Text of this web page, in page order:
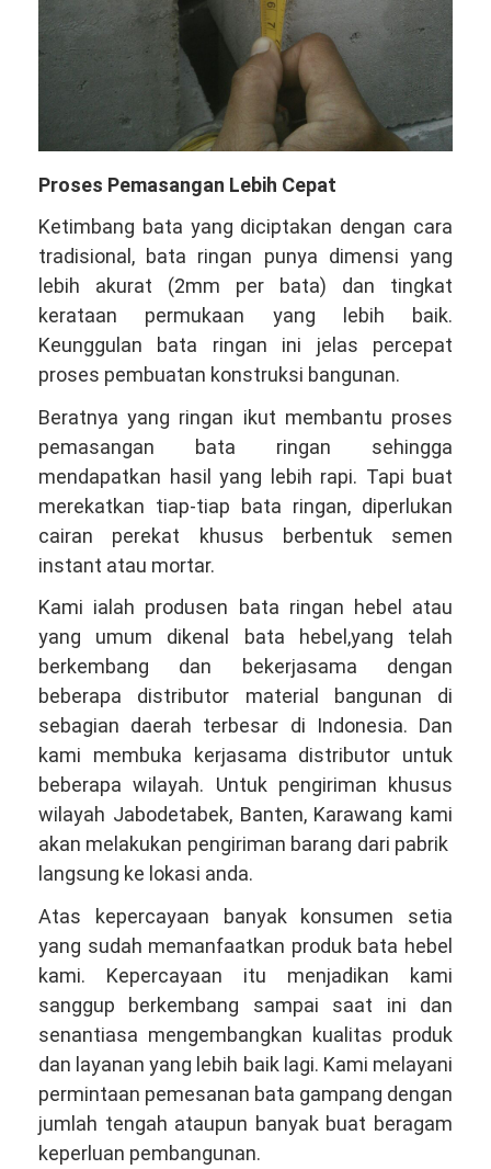
Proses Pemasangan Lebih Cepat
Ketimbang bata yang diciptakan dengan cara
tradisional, bata ringan punya dimensi yang
lebih akurat (2mm per bata) dan tingkat
kerataan permukaan yang lebih baik.
Keunggulan bata ringan ini jelas percepat
proses pembuatan konstruksi bangunan.
Beratnya yang ringan ikut membantu proses
pemasangan bata ringan sehingga
mendapatkan hasil yang lebih rapi. Tapi buat
merekatkan tiap-tiap bata ringan, diperlukan
cairan perekat khusus berbentuk semen
instant atau mortar.
Kami ialah produsen bata ringan hebel atau
yang umum dikenal bata hebel,yang telah
berkembang dan bekerjasama dengan
beberapa distributor material bangunan di
sebagian daerah terbesar di Indonesia. Dan
kami membuka kerjasama distributor untuk
beberapa wilayah. Untuk pengiriman khusus
wilayah Jabodetabek, Banten, Karawang kami
akan melakukan pengiriman barang dari pabrik
langsung ke lokasi anda.
Atas kepercayaan banyak konsumen setia
yang sudah memanfaatkan produk bata hebel
kami. Kepercayaan itu menjadikan kami
sanggup berkembang sampai saat ini dan
senantiasa mengembangkan kualitas produk
dan layanan yang lebih baik lagi. Kami melayani
permintaan pemesanan bata gampang dengan
jumlah tengah ataupun banyak buat beragam
keperluan pembangunan.